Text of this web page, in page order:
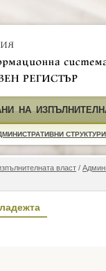
НА
СТРУКТУРИ
власт /